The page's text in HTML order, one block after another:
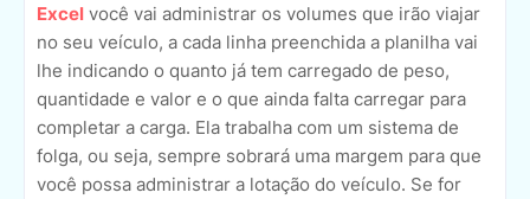
Excel você vai administrar os volumes que irão viajar
no seu veículo, a cada linha preenchida a planilha vai
lhe indicando o quanto já tem carregado de peso,
quantidade e valor e o que ainda falta carregar para
completar a carga. Ela trabalha com um sistema de
folga, ou seja, sempre sobrará uma margem para que
você possa administrar a lotação do veículo. Se for